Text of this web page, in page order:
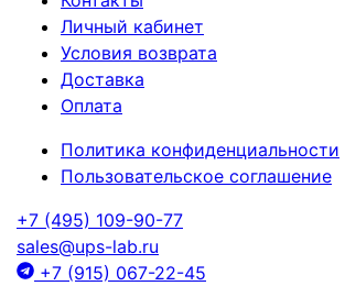
Личный кабинет
Условия возврата
Доставка
Оплата
Политика конфиденциальности
Пользовательское соглашение
+7 (495) 109-90-77
sales@ups-lab.ru
+7 (915) 067-22-45